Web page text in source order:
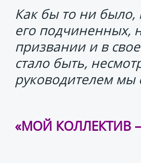
Как бы то ни
его подчиненных,
призвании и в
стало быть,
руководителем
«МОЙ КОЛЛЕКТИВ